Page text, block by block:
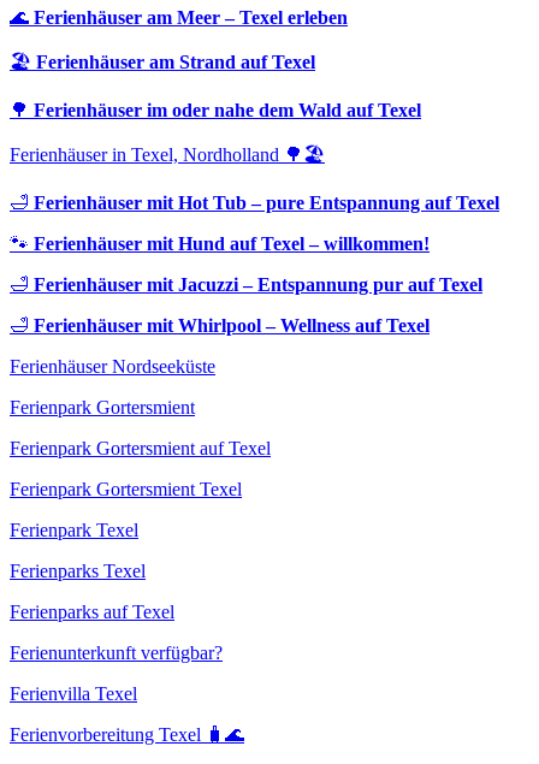
🌊 Ferienhäuser am Meer – Texel erleben
🏖️ Ferienhäuser am Strand auf Texel
🌳 Ferienhäuser im oder nahe dem Wald auf Texel
Ferienhäuser in Texel, Nordholland 🌳🏖️
🛁 Ferienhäuser mit Hot Tub – pure Entspannung auf Texel
🐾 Ferienhäuser mit Hund auf Texel – willkommen!
🛁 Ferienhäuser mit Jacuzzi – Entspannung pur auf Texel
🛁 Ferienhäuser mit Whirlpool – Wellness auf Texel
Ferienhäuser Nordseeküste
Ferienpark Gortersmient
Ferienpark Gortersmient auf Texel
Ferienpark Gortersmient Texel
Ferienpark Texel
Ferienparks Texel
Ferienparks auf Texel
Ferienunterkunft verfügbar?
Ferienvilla Texel
Ferienvorbereitung Texel 🧳🌊